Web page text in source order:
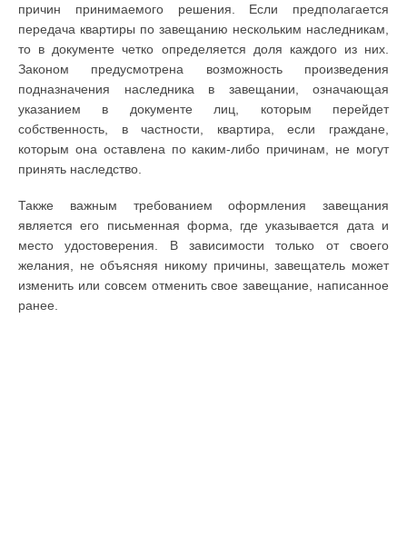
причин принимаемого решения. Если предполагается
передача квартиры по завещанию нескольким наследникам,
то в документе четко определяется доля каждого из них.
Законом предусмотрена возможность произведения
подназначения наследника в завещании, означающая
указанием в документе лиц, которым перейдет
собственность, в частности, квартира, если граждане,
которым она оставлена по каким-либо причинам, не могут
принять наследство.
Также важным требованием оформления завещания
является его письменная форма, где указывается дата и
место удостоверения. В зависимости только от своего
желания, не объясняя никому причины, завещатель может
изменить или совсем отменить свое завещание, написанное
ранее.